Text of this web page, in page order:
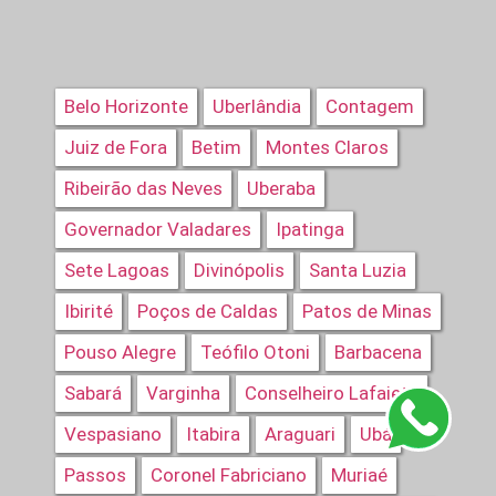
Belo Horizonte Uberlândia
Contagem
Juiz de Fora
Betim
Montes Claros
Ribeirão das Neves
Uberaba
Governador Valadares
Ipatinga
Sete Lagoas
Divinópolis
Santa Luzia
Ibirité
Poços de Caldas
Patos de Minas
Pouso Alegre
Teófilo Otoni
Barbacena
Sabará
Varginha
Conselheiro Lafaiete
Vespasiano
Itabira Araguari
Ubá
Passos
Coronel Fabriciano Muriaé